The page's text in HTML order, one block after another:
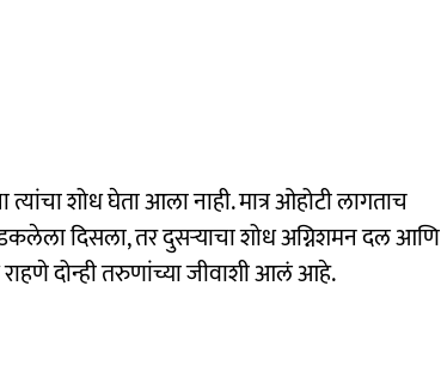
शोध घेता आला नाही. मात्र ओहोटी लागताच
दिसला, तर दुसऱ्याचा शोध अग्निशमन दल आणि
दोन्ही तरुणांच्या जीवाशी आलं आहे.